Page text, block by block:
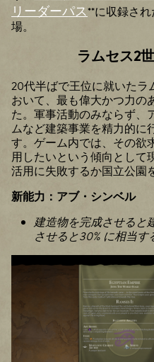
リーダーパス**に収録さ
場。
ラムセス2
20代半ばで王位に就いたラ
おいて、最も偉大かつ力の
た。軍事活動のみならず、
ムなど建築事業を精力的に
す。ゲーム内では、その欲
用したいという傾向として
活用に失敗するか国立公園
新能力：アブ・シンベル
建造物を完成させると
させると30% に相当す